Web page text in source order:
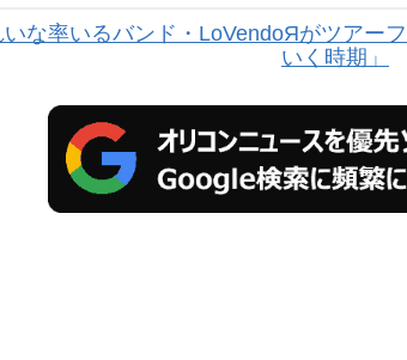
いな率いるバンド・LoVendoЯがツアー
いく時期」